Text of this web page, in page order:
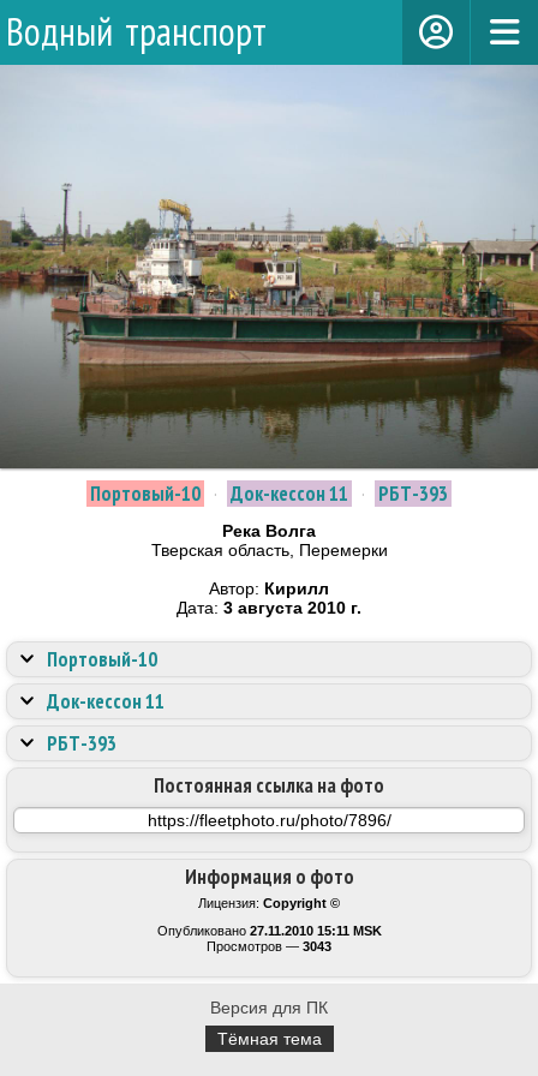
Водный транспорт
Портовый-10 · Док-кессон 11 · РБТ-393
Река Волга
Тверская область, Перемерки
Автор: Кирилл
Дата: 3 августа 2010 г.
Информация о фото
Лицензия: Copyright ©
Опубликовано 27.11.2010 15:11 MSK
Просмотров — 3043
Постоянная ссылка на фото
Портовый-10
Док-кессон 11
РБТ-393
Версия для ПК
Тёмная тема